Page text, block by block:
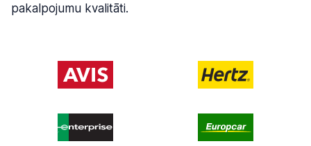
pakalpojumu kvalitāti.